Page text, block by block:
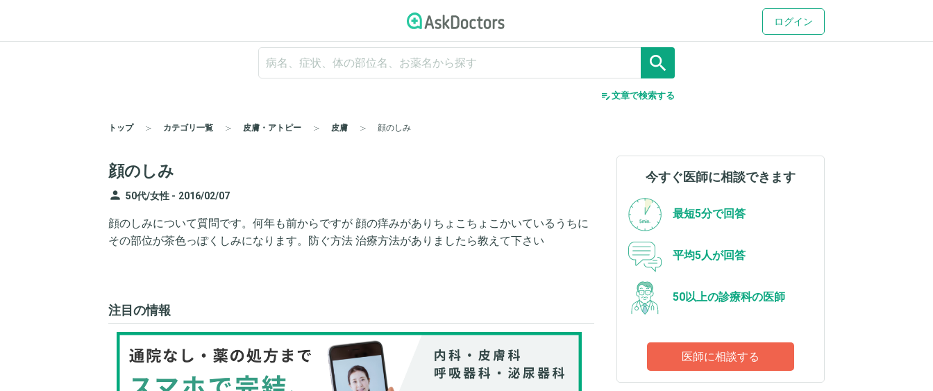
ログイン
search
edit_note文章で検索する
トップ カテゴリ一覧 皮膚・アトピー 皮膚 顔のしみ
顔のしみ
person 50代/女性 - 2016/02/07
顔のしみについて質問です。何年も前からですが 顔の痒みがありちょこちょこかいているうちに
その部位が茶色っぽくしみになります。防ぐ方法 治療方法がありましたら教えて下さい
注目の情報
今すぐ医師に相談できます
最短5分で回答
平均5人が回答
50以上の診療科の医師
医師に相談する